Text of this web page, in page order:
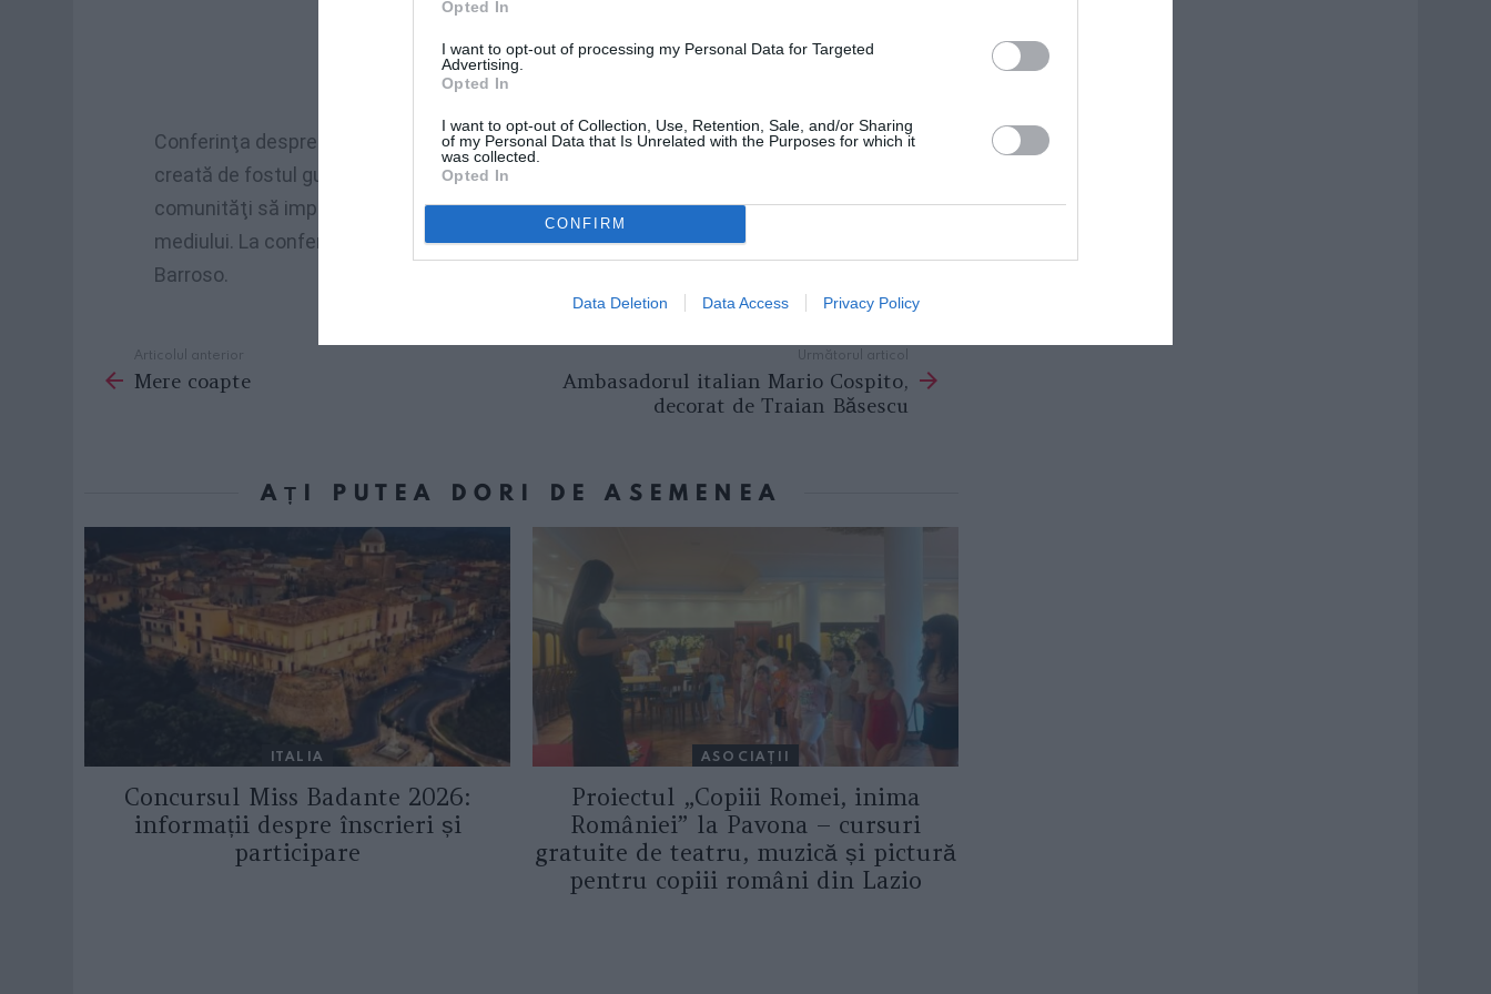
Opted In
I want to opt-out of processing my Personal Data for Targeted
Advertising.
Opted In
I want to opt-out of Collection, Use, Retention, Sale, and/or Sharing
of my Personal Data that Is Unrelated with the Purposes for which it
was collected.
Opted In
CONFIRM
Data Deletion Data Access Privacy Policy
Conferinţa despre energie şi sustenabilitate, organizată la Viena, este o structură
creată de fostul guvernator Arnold Schwarzenegger pentru a sprijini diferite
comunităţi să implementeze proiecte de dezvoltare durabilă şi protejare a
mediului. La conferinţă participă şi preşedintele Comisiei Europene, Jose Manuel
Barroso.
more
Articolul anterior
Mere coapte
Următorul articol
Ambasadorul italian Mario Cospito,
decorat de Traian Băsescu
AȚI PUTEA DORI DE ASEMENEA
ITALIA
Concursul Miss Badante 2026:
informații despre înscrieri și
participare
ASOCIAŢII
Proiectul „Copiii Romei, inima
României” la Pavona – cursuri
gratuite de teatru, muzică și pictură
pentru copiii români din Lazio